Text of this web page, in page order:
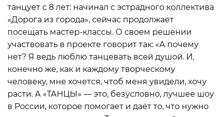
танцует с 8 лет: начинал с эстрадного коллектива
«Дорога из города», сейчас продолжает
посещать мастер-классы. О своем решении
участвовать в проекте говорит так: «А почему
нет? Я ведь люблю танцевать всей душой. И,
конечно же, как и каждому творческому
человеку, мне хочется, чтоб меня увидели, хочу
расти. А «ТАНЦЫ» — это, безусловно, лучшее шоу
в России, которое помогает и даёт то, что нужно